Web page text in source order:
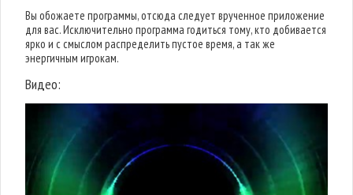
Вы обожаете программы, отсюда следует врученное приложение
для вас. Исключительно программа годиться тому, кто добивается
ярко и с смыслом распределить пустое время, а так же
энергичным игрокам.
Видео: